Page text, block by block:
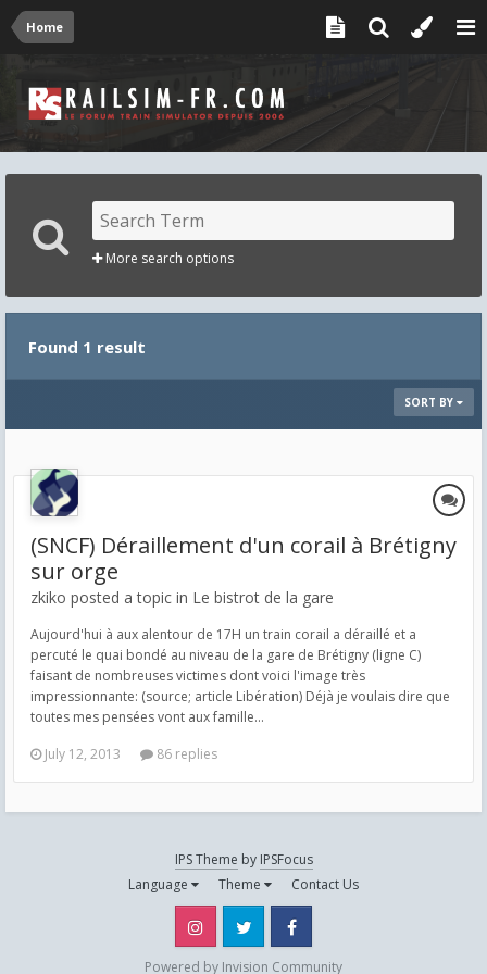
Home
More search options
Found 1 result
SORT BY
(SNCF) Déraillement d'un corail à Brétigny
sur orge
zkiko posted a topic in Le bistrot de la gare
Aujourd'hui à aux alentour de 17H un train corail a déraillé et a
percuté le quai bondé au niveau de la gare de Brétigny (ligne C)
faisant de nombreuses victimes dont voici l'image très
impressionnante: (source; article Libération) Déjà je voulais dire que
toutes mes pensées vont aux famille...
July 12, 2013
86 replies
IPS Theme by IPSFocus
Language
Theme Contact Us
Instagram Twitter
Powered by Invision Community